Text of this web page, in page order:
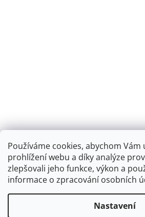
Používáme cookies, abychom
prohlížení webu a díky analýze
zlepšovali jeho funkce, výkon a
informace o zpracování osobních
Nastavení